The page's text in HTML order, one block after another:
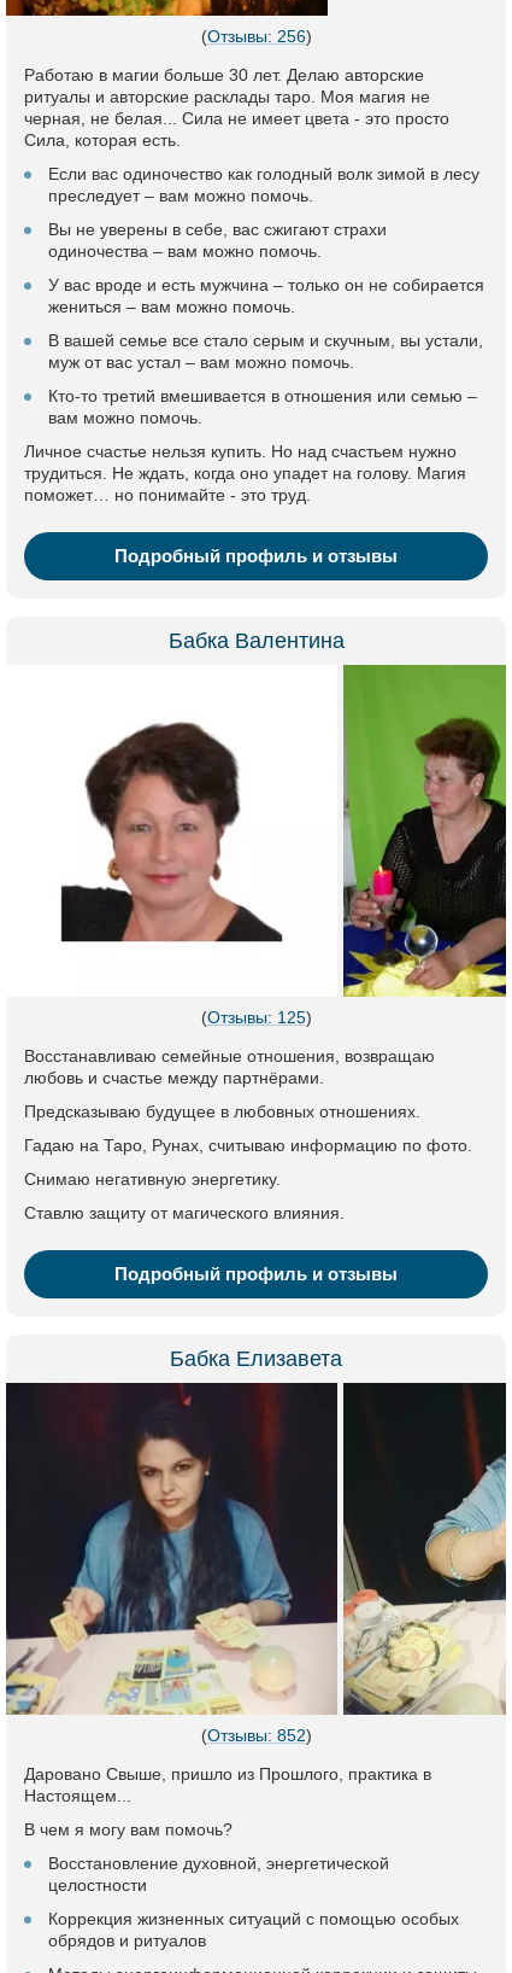
(Отзывы: 256)
Работаю в магии больше 30 лет. Делаю авторские
ритуалы и авторские расклады таро. Моя магия не
черная, не белая... Сила не имеет цвета - это просто
Сила, которая есть.
Если вас одиночество как голодный волк зимой в лесу
преследует – вам можно помочь.
Вы не уверены в себе, вас сжигают страхи
одиночества – вам можно помочь.
У вас вроде и есть мужчина – только он не собирается
жениться – вам можно помочь.
В вашей семье все стало серым и скучным, вы устали,
муж от вас устал – вам можно помочь.
Кто-то третий вмешивается в отношения или семью –
вам можно помочь.
Личное счастье нельзя купить. Но над счастьем нужно
трудиться. Не ждать, когда оно упадет на голову. Магия
поможет… но понимайте - это труд.
Подробный профиль и отзывы
Бабка Валентина
(Отзывы: 125)
Восстанавливаю семейные отношения, возвращаю
любовь и счастье между партнёрами.
Предсказываю будущее в любовных отношениях.
Гадаю на Таро, Рунах, считываю информацию по фото.
Снимаю негативную энергетику.
Ставлю защиту от магического влияния.
Подробный профиль и отзывы
Бабка Елизавета
(Отзывы: 852)
Даровано Свыше, пришло из Прошлого, практика в
Настоящем...
В чем я могу вам помочь?
Восстановление духовной, энергетической
целостности
Коррекция жизненных ситуаций с помощью особых
обрядов и ритуалов